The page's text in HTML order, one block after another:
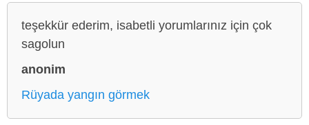
teşekkür ederim, isabetli yorumlarınız için çok
sagolun
anonim
Rüyada yangın görmek